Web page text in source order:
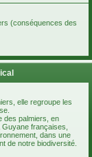
(conséquences des
elle regroupe les
des palmiers, en
françaises,
dans une
de notre biodiversité.